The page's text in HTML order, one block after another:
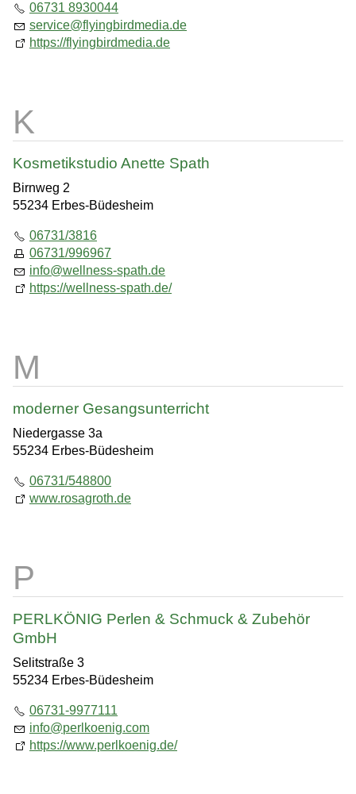
06731 8930044
service@flyingbirdmedia.de
https://flyingbirdmedia.de
Kosmetikstudio Anette Spath
Birnweg 2
55234 Erbes-Büdesheim
06731/3816
06731/996967
info@wellness-spath.de
https://wellness-spath.de/
moderner Gesangsunterricht
Niedergasse 3a
55234 Erbes-Büdesheim
06731/548800
www.rosagroth.de
PERLKÖNIG Perlen & Schmuck & Zubehör
GmbH
Selitstraße 3
55234 Erbes-Büdesheim
06731-9977111
info@perlkoenig.com
https://www.perlkoenig.de/